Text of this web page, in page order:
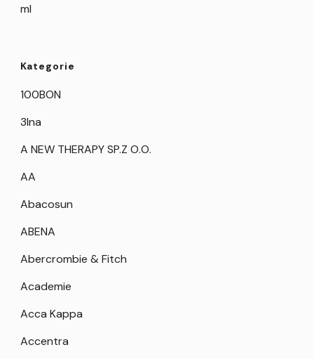
ml
Kategorie
100BON
3Ina
A NEW THERAPY SP.Z O.O.
AA
Abacosun
ABENA
Abercrombie & Fitch
Academie
Acca Kappa
Accentra